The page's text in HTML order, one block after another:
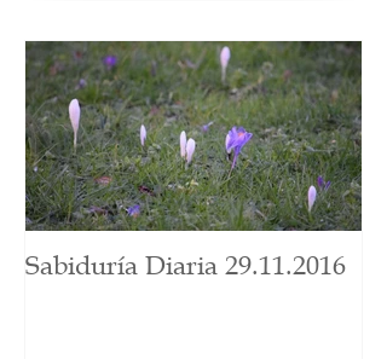
Sabiduría Diaria 29.11.2016